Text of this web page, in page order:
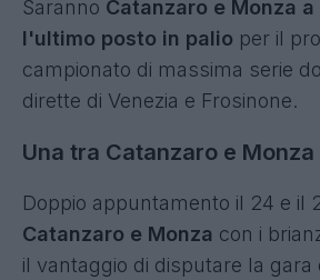
Saranno Catanzaro e Monza
l'ultimo posto in palio per il
campionato di massima serie
dirette di Venezia e Frosinone.
Una tra Catanzaro e Monza
Doppio appuntamento il 24 e il
Catanzaro e Monza con i
il vantaggio di disputare la gara